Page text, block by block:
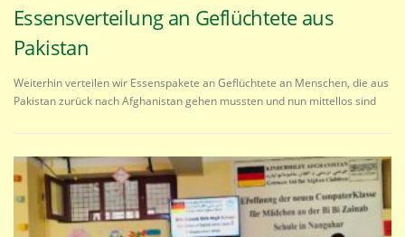
Essensverteilung an Geflüchtete aus
Pakistan
Weiterhin verteilen wir Essenspakete an Geflüchtete an Menschen, die aus
Pakistan zurück nach Afghanistan gehen mussten und nun mittellos sind